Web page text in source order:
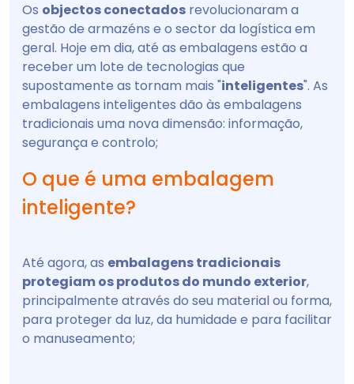
Os objectos conectados revolucionaram a
gestão de armazéns e o sector da logística em
geral. Hoje em dia, até as embalagens estão a
receber um lote de tecnologias que
supostamente as tornam mais "inteligentes". As
embalagens inteligentes dão às embalagens
tradicionais uma nova dimensão: informação,
segurança e controlo;
O que é uma embalagem
inteligente?
Até agora, as embalagens tradicionais
protegiam os produtos do mundo exterior,
principalmente através do seu material ou forma,
para proteger da luz, da humidade e para facilitar
o manuseamento;